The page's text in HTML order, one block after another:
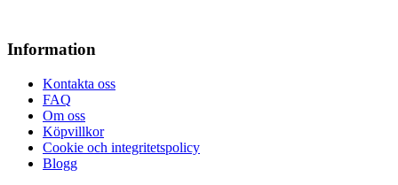
Information
Kontakta oss
FAQ
Om oss
Köpvillkor
Cookie och integritetspolicy
Blogg